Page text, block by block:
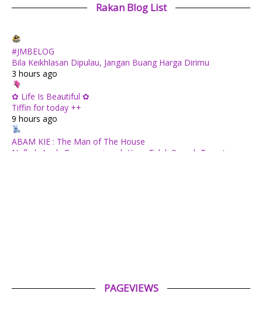
Rakan Blog List
#JMBELOG
Bila Keikhlasan Dipulau, Jangan Buang Harga Dirimu
3 hours ago
✿ Life Is Beautiful ✿
Tiffin for today ++
9 hours ago
ABAM KIE : The Man of The House
Nafkah Anak: Tanggungjawab Yang Tidak Pernah Terputus
Review Filem : Spider-Man: Brand New Day (2026)
PAGEVIEWS